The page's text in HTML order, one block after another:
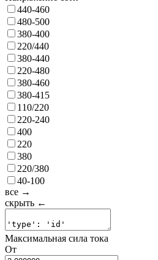
440-460
480-500
380-400
220/440
380-440
220-480
380-460
380-415
110/220
220-240
400
220
380
220/380
40-100
все →
скрыть ←
Максимальная сила тока
От